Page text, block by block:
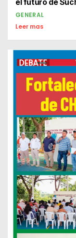
el futuro de
GENERAL
Leer mas